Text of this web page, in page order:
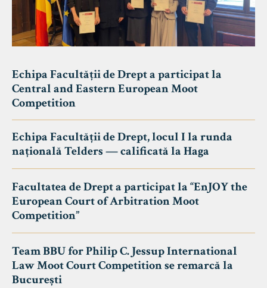
Echipa Facultății de Drept a participat la
Central and Eastern European Moot
Competition
Echipa Facultății de Drept, locul I la runda
națională Telders — calificată la Haga
Facultatea de Drept a participat la “EnJOY the
European Court of Arbitration Moot
Competition”
Team BBU for Philip C. Jessup International
Law Moot Court Competition se remarcă la
București